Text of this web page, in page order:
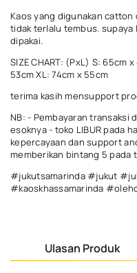
Kaos yang digunakan
tidak terlalu tembus. supaya
dipakai.
SIZE CHART: (PxL) S: 65cm
53cm XL: 74cm x 55cm
terima kasih mensupport
NB: - Pembayaran transaksi
esoknya - toko LIBUR pada
kepercayaan dan support
memberikan bintang 5 pada
#jukutsamarinda #jukut
#kaoskhassamarinda
Ulasan Produk